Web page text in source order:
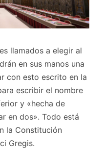
llamados a elegir al
en sus manos una
con esto escrito en la
escribir el nombre
y «hecha de
en dos». Todo está
la Constitución
Gregis.